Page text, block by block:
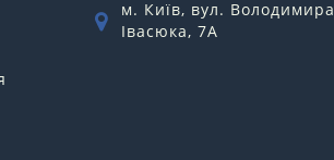
м. Київ, вул. Володимира
Івасюка, 7А